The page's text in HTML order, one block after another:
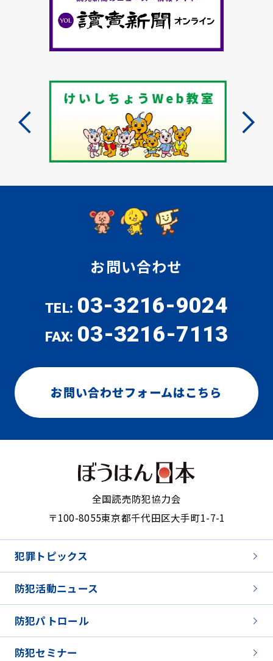
お問い合わせ
TEL: 03-3216-9024
FAX: 03-3216-7113
お問い合わせフォームはこちら
全国読売防犯協力会
〒100-8055東京都千代田区大手町1-7-1
犯罪トピックス
防犯活動ニュース
防犯パトロール
防犯セミナー